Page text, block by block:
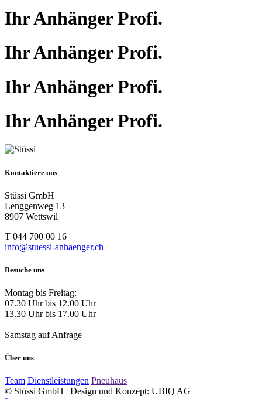
Ihr Anhänger Profi.
Ihr Anhänger Profi.
Ihr Anhänger Profi.
Ihr Anhänger Profi.
Kontaktiere uns
Stüssi GmbH
Lenggenweg 13
8907 Wettswil
T 044 700 00 16
info@stuessi-anhaenger.ch
Besuche uns
Montag bis Freitag:
07.30 Uhr bis 12.00 Uhr
13.30 Uhr bis 17.00 Uhr
Samstag auf Anfrage
Über uns
Team Dienstleistungen Pneuhaus
© Stüssi GmbH | Design und Konzept: UBIQ AG